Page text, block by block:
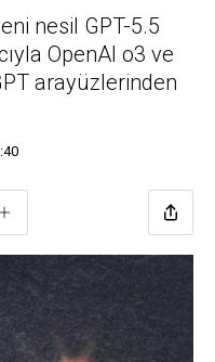
nesil GPT-5.5
OpenAI o3 ve
arayüzlerinden